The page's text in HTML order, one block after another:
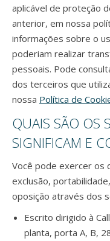
aplicável de proteção
anterior, em nossa
informações sobre o
poderiam realizar
pessoais. Pode
dos terceiros que
nossa Política de
QUAIS SÃO OS
SIGNIFICAM E
Você pode exercer os
exclusão,
oposição através dos
Escrito dirigido à
planta, porta A, B,